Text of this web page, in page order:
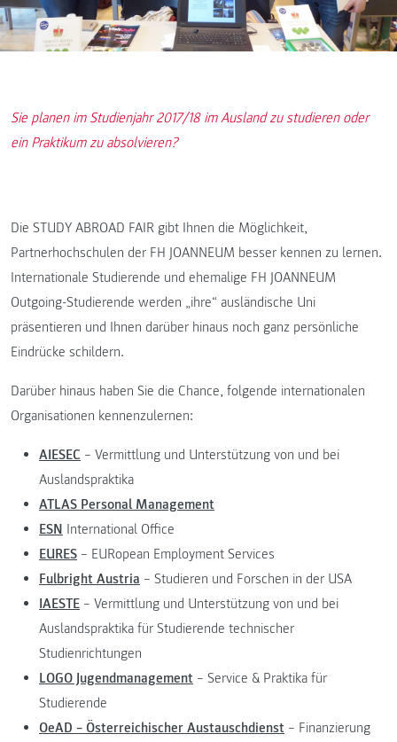
Sie planen im Studienjahr 2017/18 im Ausland zu studieren oder
ein Praktikum zu absolvieren?
Die STUDY ABROAD FAIR gibt Ihnen die Möglichkeit,
Partnerhochschulen der FH JOANNEUM besser kennen zu lernen.
Internationale Studierende und ehemalige FH JOANNEUM
Outgoing-Studierende werden „ihre“ ausländische Uni
präsentieren und Ihnen darüber hinaus noch ganz persönliche
Eindrücke schildern.
Darüber hinaus haben Sie die Chance, folgende internationalen
Organisationen kennenzulernen:
AIESEC – Vermittlung und Unterstützung von und bei
Auslandspraktika
ATLAS Personal Management
ESN International Office
EURES – EURopean Employment Services
Fulbright Austria – Studieren und Forschen in der USA
IAESTE – Vermittlung und Unterstützung von und bei
Auslandspraktika für Studierende technischer
Studienrichtungen
LOGO Jugendmanagement – Service & Praktika für
Studierende
OeAD – Österreichischer Austauschdienst – Finanzierung